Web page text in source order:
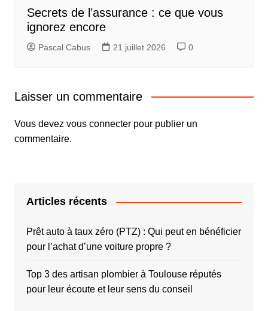
Secrets de l’assurance : ce que vous
ignorez encore
Pascal Cabus 21 juillet 2026 0
Laisser un commentaire
Vous devez vous connecterpour publier un
commentaire.
Articles récents
Prêt auto à taux zéro (PTZ) : Qui peut en bénéficier
pour l’achat d’une voiture propre ?
Top 3 des artisan plombier à Toulouse réputés
pour leur écoute et leur sens du conseil